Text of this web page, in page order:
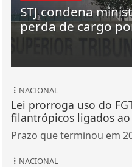
STJ condena
perda de cargo
NACIONAL
Lei prorroga uso do
filantrópicos ligados ao
Prazo que terminou em
NACIONAL